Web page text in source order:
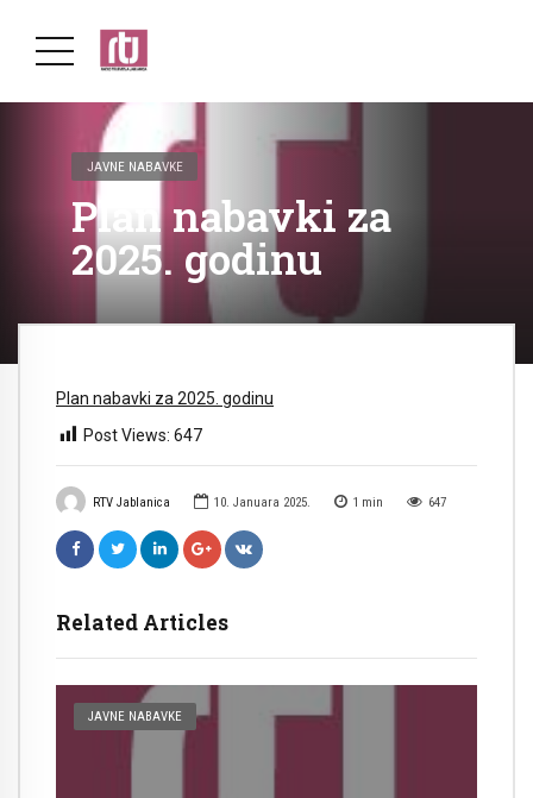
JAVNE NABAVKE
Plan nabavki za
2025. godinu
RTV Jablanica 10. Januara 2025. 1 min 647
Related Articles
JAVNE NABAVKE
Plan nabavki za 2025. godinu
Post Views: 647